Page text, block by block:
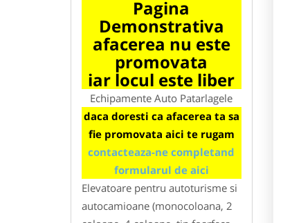
Pagina
Demonstrativa
afacerea nu este
promovata
iar locul este liber
Echipamente Auto Patarlagele
daca doresti ca afacerea ta sa
fie promovata aici te rugam
contacteaza-ne completand
formularul de aici
Elevatoare pentru autoturisme si
autocamioane (monocoloana, 2